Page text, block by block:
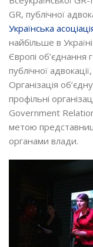
GR, публічної
Українська
найбільше в
Європі об’єднання
публічної
Організація
профільні
Government
метою
органами влади.